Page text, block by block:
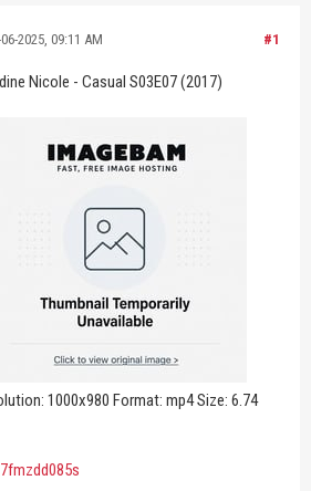
#1
2025, 09:11 AM
Nicole - Casual S03E07 (2017)
1000x980 Format: mp4 Size: 6.74